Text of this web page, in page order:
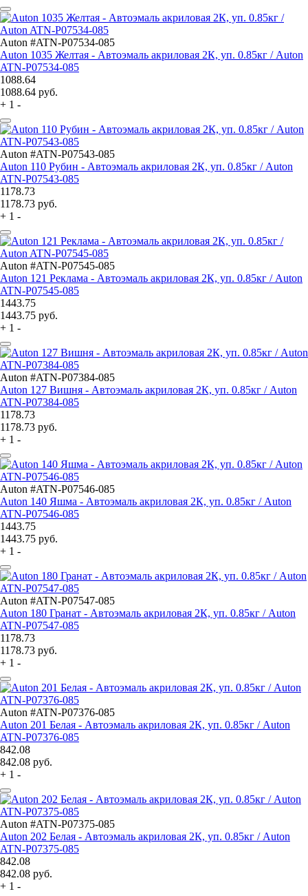
Auton #ATN-P07534-085
Auton 1035 Желтая - Автоэмаль акриловая 2К, уп. 0.85кг / Auton
ATN-P07534-085
1088.64
1088.64 руб.
+ 1 -
Auton #ATN-P07543-085
Auton 110 Рубин - Автоэмаль акриловая 2К, уп. 0.85кг / Auton
ATN-P07543-085
1178.73
1178.73 руб.
+ 1 -
Auton #ATN-P07545-085
Auton 121 Реклама - Автоэмаль акриловая 2К, уп. 0.85кг / Auton
ATN-P07545-085
1443.75
1443.75 руб.
+ 1 -
Auton #ATN-P07384-085
Auton 127 Вишня - Автоэмаль акриловая 2К, уп. 0.85кг / Auton
ATN-P07384-085
1178.73
1178.73 руб.
+ 1 -
Auton #ATN-P07546-085
Auton 140 Яшма - Автоэмаль акриловая 2К, уп. 0.85кг / Auton
ATN-P07546-085
1443.75
1443.75 руб.
+ 1 -
Auton #ATN-P07547-085
Auton 180 Гранат - Автоэмаль акриловая 2К, уп. 0.85кг / Auton
ATN-P07547-085
1178.73
1178.73 руб.
+ 1 -
Auton #ATN-P07376-085
Auton 201 Белая - Автоэмаль акриловая 2К, уп. 0.85кг / Auton
ATN-P07376-085
842.08
842.08 руб.
+ 1 -
Auton #ATN-P07375-085
Auton 202 Белая - Автоэмаль акриловая 2К, уп. 0.85кг / Auton
ATN-P07375-085
842.08
842.08 руб.
+ 1 -